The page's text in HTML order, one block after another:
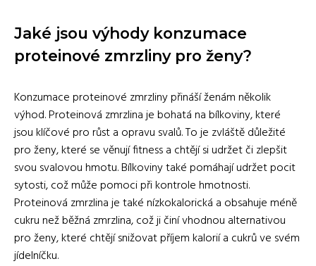
Jaké jsou výhody konzumace
proteinové zmrzliny pro ženy?
Konzumace proteinové zmrzliny přináší ženám několik
výhod. Proteinová zmrzlina je bohatá na bílkoviny, které
jsou klíčové pro růst a opravu svalů. To je zvláště důležité
pro ženy, které se věnují fitness a chtějí si udržet či zlepšit
svou svalovou hmotu. Bílkoviny také pomáhají udržet pocit
sytosti, což může pomoci při kontrole hmotnosti.
Proteinová zmrzlina je také nízkokalorická a obsahuje méně
cukru než běžná zmrzlina, což ji činí vhodnou alternativou
pro ženy, které chtějí snižovat příjem kalorií a cukrů ve svém
jídelníčku.